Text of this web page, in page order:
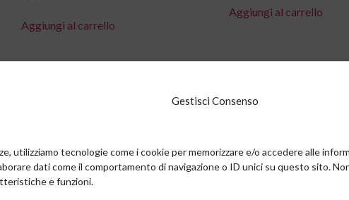
Gestisci Consenso
utilizziamo tecnologie come i cookie per memorizzare e/o accedere alle
dati come il comportamento di navigazione o ID unici su questo sito.
e funzioni.
Aggiungi al carrello
Aggiungi al carrello
Aggiungi al carrello
DIODO.S RS2MA-13-F
Aggiungi al carrello